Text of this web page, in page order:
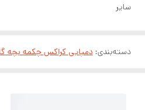
سایر
دسته‌بندی: دمپایی کراکس چکمه بچه